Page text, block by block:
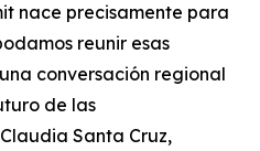
nace precisamente para
reunir esas
conversación regional
de las
Santa Cruz,